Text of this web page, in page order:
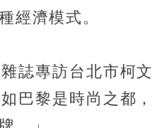
經濟模式。
誌專訪台北市柯
巴黎是時尚之都